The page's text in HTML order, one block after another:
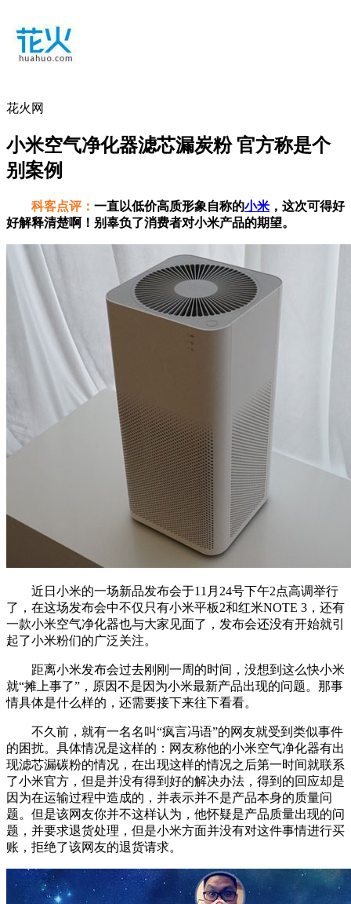
花火网
小米空气净化器滤芯漏炭粉 官方称是个
别案例
科客点评： 一直以低价高质形象自称的小米 ，这次可得好
好解释清楚啊！别辜负了消费者对小米产品的期望。
近日小米的一场新品发布会于11月24号下午2点高调举行
了，在这场发布会中不仅只有小米平板2和红米NOTE 3，还有
一款小米空气净化器也与大家见面了，发布会还没有开始就引
起了小米粉们的广泛关注。
距离小米发布会过去刚刚一周的时间，没想到这么快小米
就“摊上事了”，原因不是因为小米最新产品出现的问题。那事
情具体是什么样的，还需要接下来往下看看。
不久前，就有一名名叫“疯言冯语”的网友就受到类似事件
的困扰。具体情况是这样的：网友称他的小米空气净化器有出
现滤芯漏碳粉的情况，在出现这样的情况之后第一时间就联系
了小米官方，但是并没有得到好的解决办法，得到的回应却是
因为在运输过程中造成的，并表示并不是产品本身的质量问
题。但是该网友你并不这样认为，他怀疑是产品质量出现的问
题，并要求退货处理，但是小米方面并没有对这件事情进行买
账，拒绝了该网友的退货请求。